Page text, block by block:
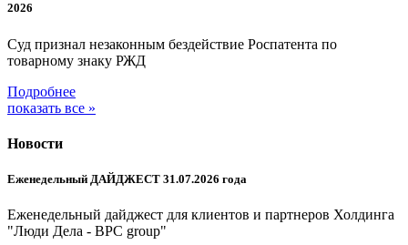
2026
Суд признал незаконным бездействие Роспатента по
товарному знаку РЖД
Подробнее
показать все »
Новости
Еженедельный ДАЙДЖЕСТ 31.07.2026 года
Еженедельный дайджест для клиентов и партнеров Холдинга
"Люди Дела - BPC group"